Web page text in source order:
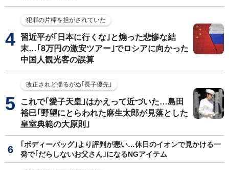
犯罪の片棒を担がされていた
習近平が｢日本に行くな｣と煽った悲惨な結
末…｢8万円の激安ツアー｣でロシアに向かった
中国人観光客の誤算
改正されど揺るがぬ｢長子優先｣
これで｢愛子天皇｣はかえって近づいた…島田
裕巳｢野望にとらわれた麻生太郎が見落とした
皇室典範の大原則｣
｢ボディーバッグ｣より評判が悪い…休日のイオンで見かける一
発で｢だらしないお父さん｣になるNGアイテム